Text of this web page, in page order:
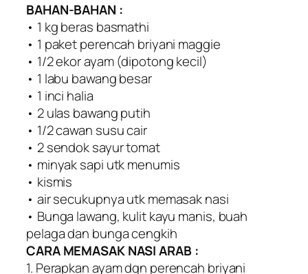
BAHAN-BAHAN :
• 1 kg beras basmathi
• 1 paket perencah briyani maggie
• 1/2 ekor ayam (dipotong kecil)
• 1 labu bawang besar
• 1 inci halia
• 2 ulas bawang putih
• 1/2 cawan susu cair
• 2 sendok sayur tomat
• minyak sapi utk menumis
• kismis
• air secukupnya utk memasak nasi
• Bunga lawang, kulit kayu manis, buah
pelaga dan bunga cengkih
CARA MEMASAK NASI ARAB :
1. Perapkan ayam dgn perencah briyani